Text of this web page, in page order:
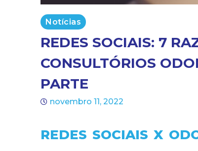
Notícias
REDES SOCIAIS: 7
CONSULTÓRIOS
PARTE
novembro 11, 2022
REDES SOCIAIS X